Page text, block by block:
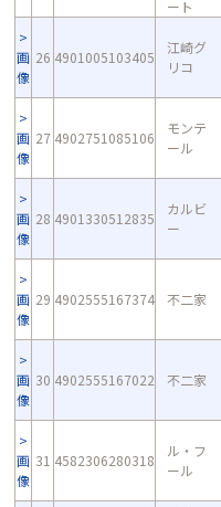
ート
画
像
26 4901005103405
江崎グ
リコ
画
像
27 4902751085106
モンテ
ール
画
像
28 4901330512835
カルビ
ー
画
像
29 4902555167374 不二家
画
像
30 4902555167022 不二家
画
像
31 4582306280318
ル・フ
ール